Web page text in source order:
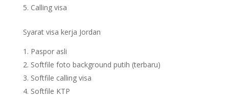
Calling visa
Syarat visa kerja Jordan
Paspor asli
Softfile foto background putih (terbaru)
Softfile calling visa
Softfile KTP